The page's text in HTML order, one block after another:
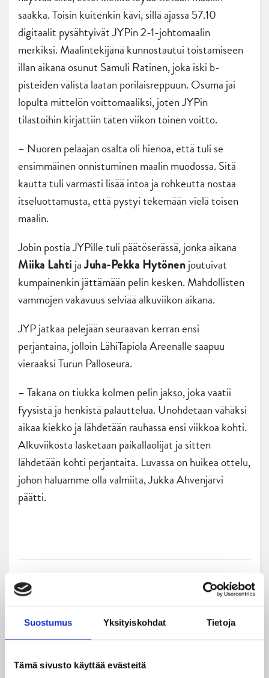
Suostumus Yksityiskohdat Tietoja
Tämä sivusto käyttää evästeitä
saakka. Toisin kuitenkin kävi, sillä ajassa 57.10
digitaalit pysähtyivät JYPin 2-1-johtomaalin
merkiksi. Maalintekijänä kunnostautui toistamiseen
illan aikana osunut Samuli Ratinen, joka iski b-
pisteiden välistä laatan porilaisreppuun. Osuma jäi
lopulta mittelön voittomaaliksi, joten JYPin
tilastoihin kirjattiin täten viikon toinen voitto.
– Nuoren pelaajan osalta oli hienoa, että tuli se
ensimmäinen onnistuminen maalin muodossa. Sitä
kautta tuli varmasti lisää intoa ja rohkeutta nostaa
itseluottamusta, että pystyi tekemään vielä toisen
maalin.
Jobin postia JYPille tuli päätöserässä, jonka aikana
Miika Lahti jaJuha-Pekka Hytönenjoutuivat
kumpainenkin jättämään pelin kesken. Mahdollisten
vammojen vakavuus selviää alkuviikon aikana.
JYP jatkaa pelejään seuraavan kerran ensi
perjantaina, jolloin LähiTapiola Areenalle saapuu
vieraaksi Turun Palloseura.
– Takana on tiukka kolmen pelin jakso, joka vaatii
fyysistä ja henkistä palauttelua. Unohdetaan vähäksi
aikaa kiekko ja lähdetään rauhassa ensi viikkoa kohti.
Alkuviikosta lasketaan paikallaolijat ja sitten
lähdetään kohti perjantaita. Luvassa on huikea ottelu,
johon haluamme olla valmiita, Jukka Ahvenjärvi
päätti.